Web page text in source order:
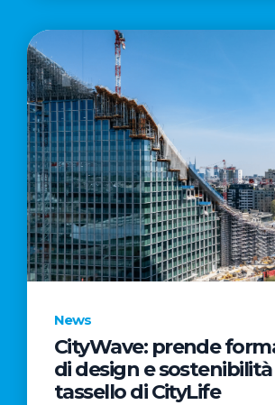
News
CityWave: prende
di design e
tassello di CityLife
News